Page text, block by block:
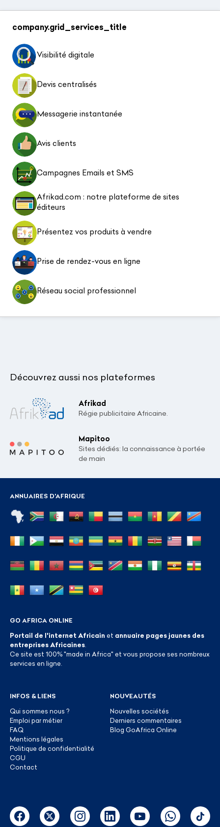
company.grid_services_title
Visibilité digitale
Devis centralisés
Messagerie instantanée
Avis clients
Campagnes Emails et SMS
Afrikad.com : notre plateforme de sites
éditeurs
Présentez vos produits à vendre
Prise de rendez-vous en ligne
Réseau social professionnel
Découvrez aussi nos plateformes
Afrikad
Régie publicitaire Africaine.
Mapitoo
Sites dédiés: la connaissance à portée
de main
ANNUAIRES D'AFRIQUE
GO AFRICA ONLINE
Portail de l'internet Africain et annuaire pages jaunes des
entreprises Africaines
Ce site est 100% "made in Africa" et vous propose ses nombreux
services en ligne.
INFOS & LIENS
Qui sommes nous ?
Emploi par métier
FAQ
Mentions légales
Politique de confidentialité
CGU
Contact
NOUVEAUTÉS
Nouvelles sociétés
Derniers commentaires
Blog GoAfrica Online